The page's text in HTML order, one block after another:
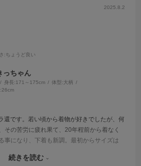
2025.8.2
:ちょうど良い
っちゃん
身長:171～175cm 体型:大柄
26cm
還です。若い頃から着物が好きでしたが、何
その苦労に疲れ果て、20年程前から着なく
事になり、下着も新調。最初からサイズは
えて作られた商品です。他も少しずつ揃え
続きを読む